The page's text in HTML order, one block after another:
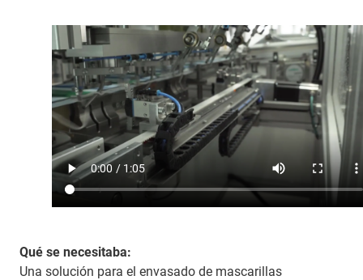
Qué se necesitaba:
Una solución para el envasado de mascarillas